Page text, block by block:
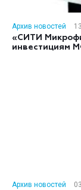
Архив новостей
«СИТИ
инвестициям
Архив новостей